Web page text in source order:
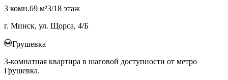
3 комн.69 м²3/18 этаж
г. Минск, ул. Щорса, 4/Б
Грушевка
3-комнатная квартира в шаговой доступности от метро
Грушевка.